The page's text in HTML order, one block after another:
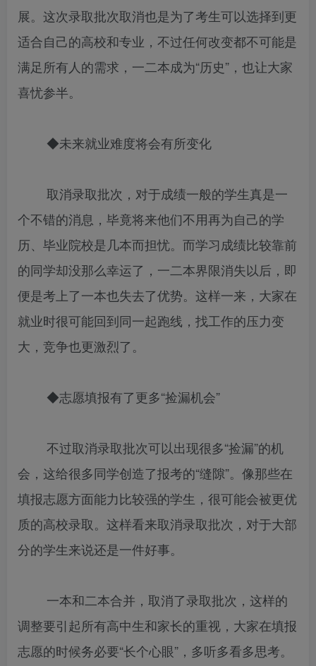
展。这次录取批次取消也是为了考生可以选择到更
适合自己的高校和专业，不过任何改变都不可能是
满足所有人的需求，一二本成为“历史”，也让大家
喜忧参半。
◆未来就业难度将会有所变化
取消录取批次，对于成绩一般的学生真是一
个不错的消息，毕竟将来他们不用再为自己的学
历、毕业院校是几本而担忧。而学习成绩比较靠前
的同学却没那么幸运了，一二本界限消失以后，即
便是考上了一本也失去了优势。这样一来，大家在
就业时很可能回到同一起跑线，找工作的压力变
大，竞争也更激烈了。
◆志愿填报有了更多“捡漏机会”
不过取消录取批次可以出现很多“捡漏”的机
会，这给很多同学创造了报考的“缝隙”。像那些在
填报志愿方面能力比较强的学生，很可能会被更优
质的高校录取。这样看来取消录取批次，对于大部
分的学生来说还是一件好事。
一本和二本合并，取消了录取批次，这样的
调整要引起所有高中生和家长的重视，大家在填报
志愿的时候务必要“长个心眼”，多听多看多思考。